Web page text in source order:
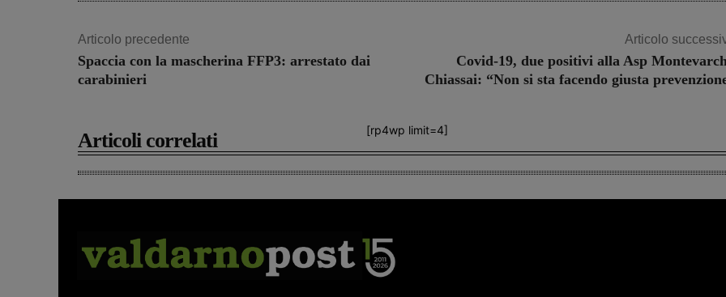
Articolo precedente
Spaccia con la mascherina FFP3: arrestato dai
carabinieri
Articolo
Covid-19, due positivi alla Asp
Chiassai: “Non si sta facendo giusta
[rp4wp limit=4]
Articoli correlati